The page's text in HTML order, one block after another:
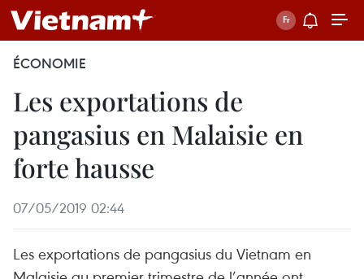
ÉCONOMIE
Les exportations de
pangasius en Malaisie en
forte hausse
07/05/2019 02:44
Les exportations de pangasius du Vietnam en